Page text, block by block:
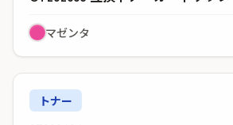
マゼンタ
トナー